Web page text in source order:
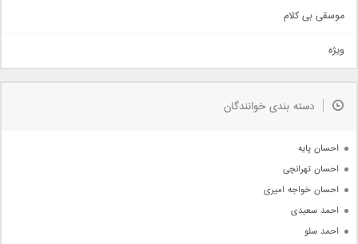
اهنگ بندرعباسی
دمو
مذهبی
جدیدترین ها
موسقی بی کلام
ویژه
دسته بندی خوانندگان
احسان پایه
احسان تهرانچی
احسان خواجه امیری
احمد سعیدی
احمد سلو